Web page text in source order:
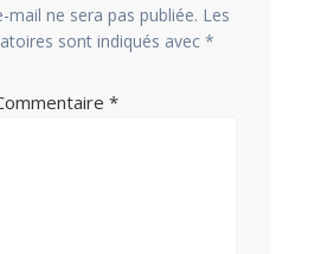
mail ne sera pas publiée. Les
sont indiqués avec *
*